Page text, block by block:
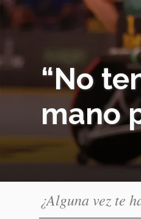
“No
mano
¿Alguna vez te